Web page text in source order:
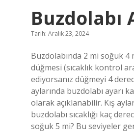
Buzdolabı
Tarih: Aralık 23, 2024
Buzdolabında 2 mi soğuk 4
düğmesi (sıcaklık kontrol
ediyorsanız düğmeyi 4
aylarında buzdolabı ayarı
olarak açıklanabilir. Kış
buzdolabı sıcaklığı kaç
soğuk 5 mi? Bu seviyeler